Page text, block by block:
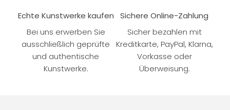
Echte Kunstwerke kaufen
Bei uns erwerben Sie
ausschließlich geprüfte
und authentische
Kunstwerke.
Sichere Online-Zahlung
Sicher bezahlen mit
Kreditkarte, PayPal, Klarna,
Vorkasse oder
Überweisung.